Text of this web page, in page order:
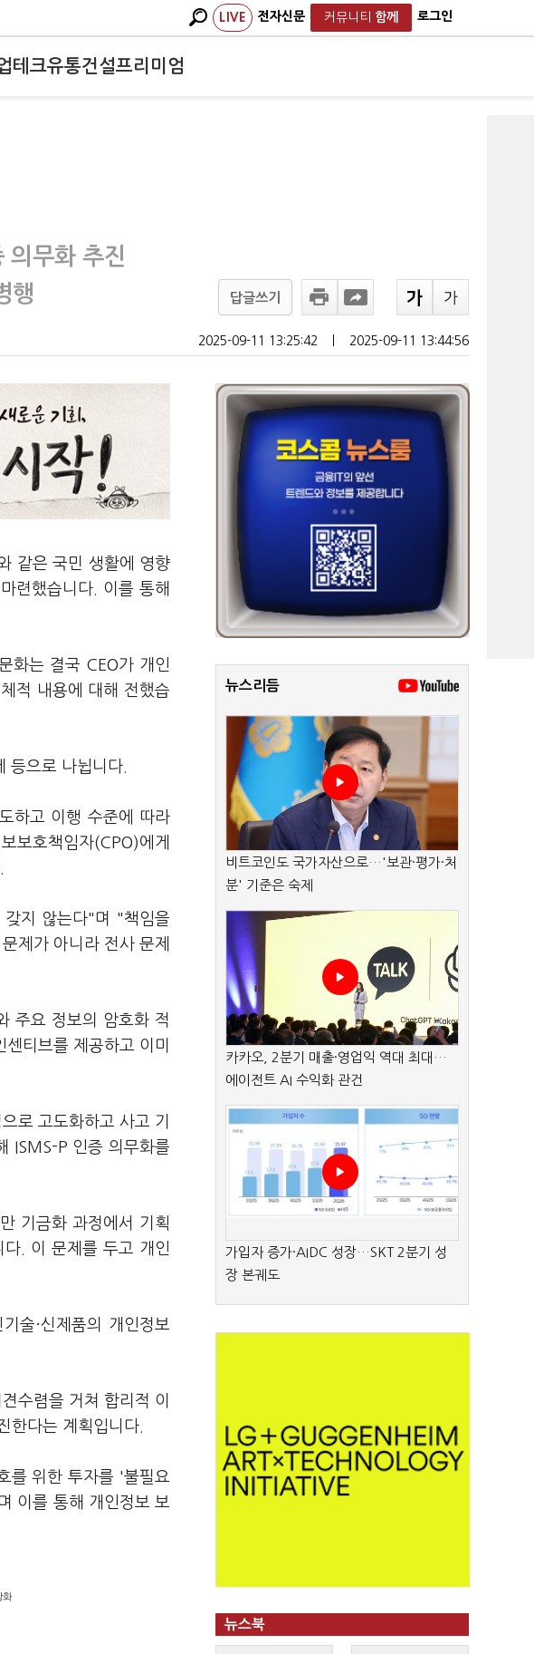
LIVE 전자신문 커뮤니티 함께 로그인
테크유통건설프리미엄
의무화 추진
행
답글쓰기
2025-09-11 13:25:42 2025-09-11 13:44:56
같은 국민 생활에 영향
련했습니다. 이를 통해
화는 결국 CEO가 개인
적 내용에 대해 전했습
등으로 나뉩니다.
하고 이행 수준에 따라
보호책임자(CPO)에게
지 않는다"며 "책임을
제가 아니라 전사 문제
주요 정보의 암호화 적
티브를 제공하고 이미
로 고도화하고 사고 기
ISMS-P 인증 의무화를
기금화 과정에서 기획
. 이 문제를 두고 개인
술·신제품의 개인정보
수렴을 거쳐 합리적 이
한다는 계획입니다.
를 위한 투자를 '불필요
이를 통해 개인정보 보
화
뉴스리듬
비트코인도 국가자산으로…'보관·평가·처
분' 기준은 숙제
카카오, 2분기 매출·영업익 역대 최대…
에이전트 AI 수익화 관건
가입자 증가·AIDC 성장…SKT 2분기 성
장 본궤도
뉴스북